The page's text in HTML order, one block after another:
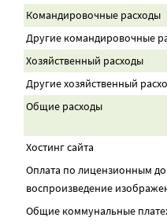
Командировочные расходы
Другие командировочные
Хозяйственный расходы
Другие хозяйственный
Общие расходы
Хостинг сайта
Оплата по лицензионным
воспроизведение
Общие коммунальные